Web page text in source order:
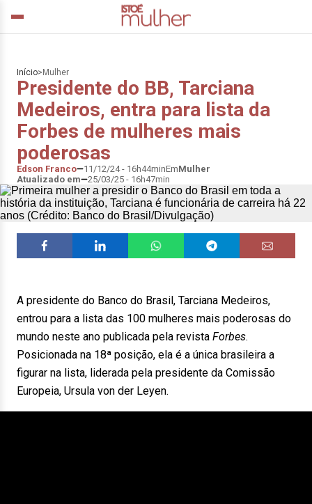
Início> Mulher
Presidente do BB, Tarciana
Medeiros, entra para lista da
Forbes de mulheres mais
poderosas
Edson Franco 11/12/24 - 16h44minEmMulher
Atualizado em
25/03/25 - 16h47min
A presidente do Banco do Brasil, Tarciana Medeiros,
entrou para a lista das 100 mulheres mais poderosas do
mundo neste ano publicada pela revista Forbes.
Posicionada na 18ª posição, ela é a única brasileira a
figurar na lista, liderada pela presidente da Comissão
Europeia, Ursula von der Leyen.